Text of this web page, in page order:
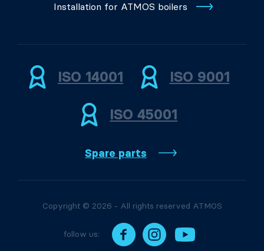
Installation for ATMOS boilers
ISO 14001 ISO 9001
ISO 45001
Spare parts
Copyright © 2026 - All rights reserved ATMOS
follow us: